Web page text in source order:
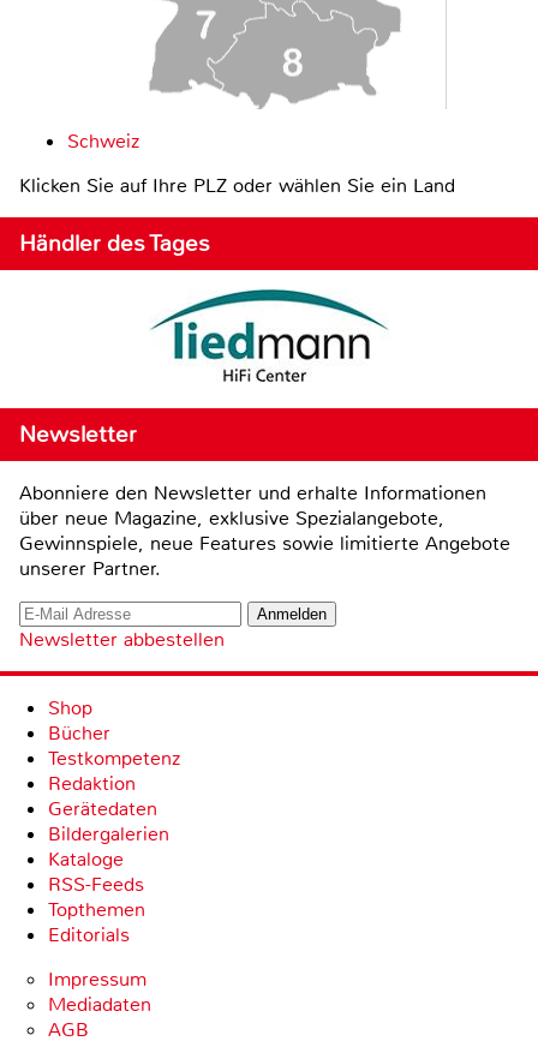
Schweiz
Klicken Sie auf Ihre PLZ oder wählen Sie ein Land
Händler des Tages
Newsletter
Abonniere den Newsletter und erhalte Informationen
über neue Magazine, exklusive Spezialangebote,
Gewinnspiele, neue Features sowie limitierte Angebote
unserer Partner.
Newsletter abbestellen
Shop
Bücher
Testkompetenz
Redaktion
Gerätedaten
Bildergalerien
Kataloge
RSS-Feeds
Topthemen
Editorials
Impressum
Mediadaten
AGB